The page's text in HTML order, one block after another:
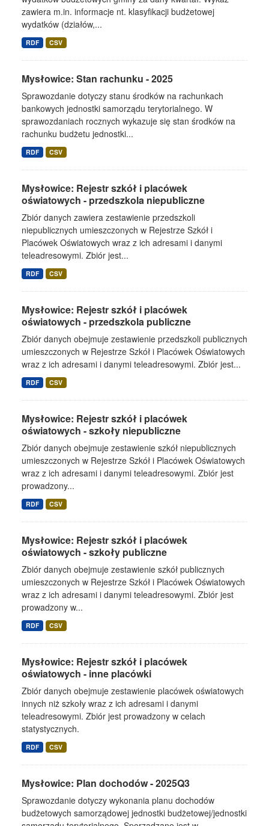
zawiera m.in. informacje nt. klasyfikacji budżetowej
wydatków (działów,...
RDF CSV
Mysłowice: Stan rachunku - 2025
Sprawozdanie dotyczy stanu środków na rachunkach
bankowych jednostki samorządu terytorialnego. W
sprawozdaniach rocznych wykazuje się stan środków na
rachunku budżetu jednostki...
RDF CSV
Mysłowice: Rejestr szkół i placówek
oświatowych - przedszkola niepubliczne
Zbiór danych zawiera zestawienie przedszkoli
niepublicznych umieszczonych w Rejestrze Szkół i
Placówek Oświatowych wraz z ich adresami i danymi
teleadresowymi. Zbiór jest...
RDF CSV
Mysłowice: Rejestr szkół i placówek
oświatowych - przedszkola publiczne
Zbiór danych obejmuje zestawienie przedszkoli publicznych
umieszczonych w Rejestrze Szkół i Placówek Oświatowych
wraz z ich adresami i danymi teleadresowymi. Zbiór jest...
RDF CSV
Mysłowice: Rejestr szkół i placówek
oświatowych - szkoły niepubliczne
Zbiór danych obejmuje zestawienie szkół niepublicznych
umieszczonych w Rejestrze Szkół i Placówek Oświatowych
wraz z ich adresami i danymi teleadresowymi. Zbiór jest
prowadzony...
RDF CSV
Mysłowice: Rejestr szkół i placówek
oświatowych - szkoły publiczne
Zbiór danych obejmuje zestawienie szkół publicznych
umieszczonych w Rejestrze Szkół i Placówek Oświatowych
wraz z ich adresami i danymi teleadresowymi. Zbiór jest
prowadzony w...
RDF CSV
Mysłowice: Rejestr szkół i placówek
oświatowych - inne placówki
Zbiór danych obejmuje zestawienie placówek oświatowych
innych niż szkoły wraz z ich adresami i danymi
teleadresowymi. Zbiór jest prowadzony w celach
statystycznych.
RDF CSV
Mysłowice: Plan dochodów - 2025Q3
Sprawozdanie dotyczy wykonania planu dochodów
budżetowych samorządowej jednostki budżetowej/jednostki